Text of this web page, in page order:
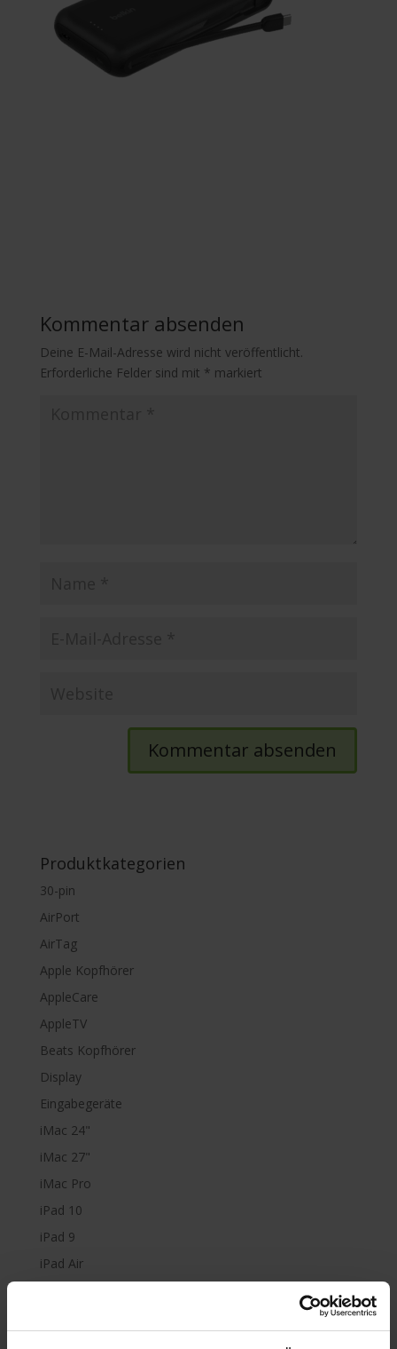
Kommentar absenden
Deine E-Mail-Adresse wird nicht veröffentlicht.
Erforderliche Felder sind mit * markiert
Produktkategorien
30-pin
AirPort
AirTag
Apple Kopfhörer
AppleCare
AppleTV
Beats Kopfhörer
Display
Eingabegeräte
iMac 24"
iMac 27"
iMac Pro
iPad 10
iPad 9
iPad Air